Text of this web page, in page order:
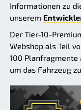
Informationen zu
unserem
Der Tier-10-
Webshop als Teil
100 Planfragmente
um das Fahrzeug